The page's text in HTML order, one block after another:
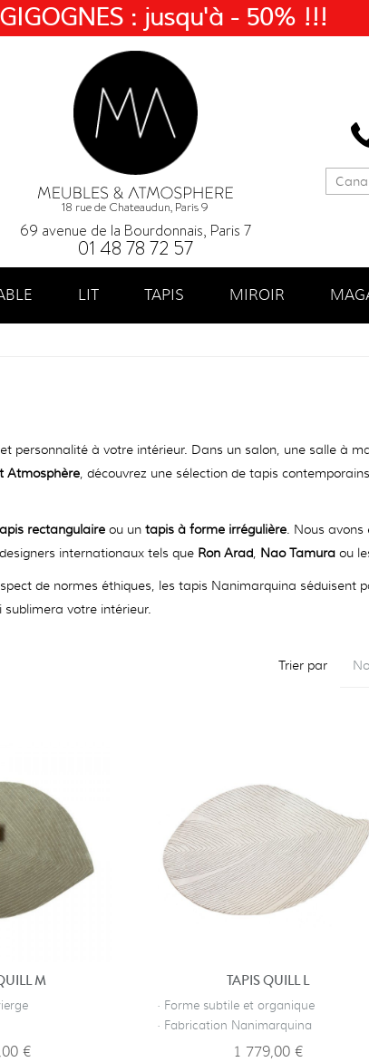
18 rue de Chateaudun, Paris 9
69 avenue de la Bourdonnais, Paris 7
01 48 78 72 57
LIT TAPIS MIROIR
personnalité à votre intérieur. Dans un salon, une salle à
Atmosphère, découvrez une sélection de tapis
rectangulaire ou un tapis à forme irrégulière. Nous avons
internationaux tels que Ron Arad, Nao Tamura ou
de normes éthiques, les tapis Nanimarquina séduisent
votre intérieur.
Trier par
M
€
TAPIS QUILL L
· Forme subtile et organique
· Fabrication Nanimarquina
1 779,00 €
: jusqu'à - 50% !!!